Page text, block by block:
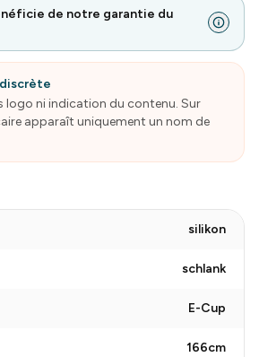
de notre garantie du
logo ni indication du contenu. Sur
apparaît uniquement un nom de
silikon
schlank
E-Cup
166cm